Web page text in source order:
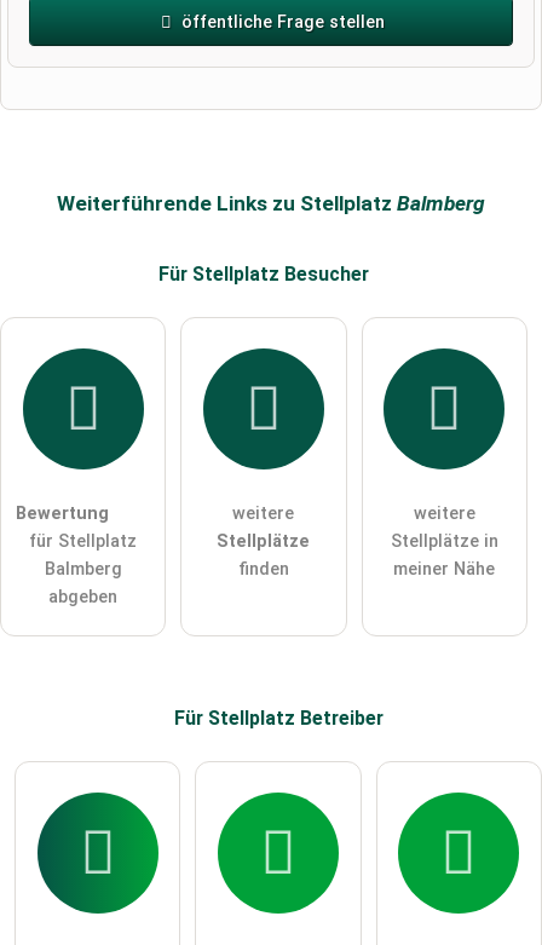
öffentliche Frage stellen
E-Mail-Adresse (wird nicht veröffentlicht)
Hiermit akzeptiere ich die .
öffentliche Frage stellen Abbrechen
Hinweis:Bitte beachten Sie, öffentliche Fragen sind
Weiterführende Links zu Stellplatz Balmberg
Für Stellplatz Besucher
Bewertung
für Stellplatz
Balmberg
abgeben
weitere
Stellplätze
finden
weitere
Stellplätze in
meiner Nähe
Für Stellplatz Betreiber